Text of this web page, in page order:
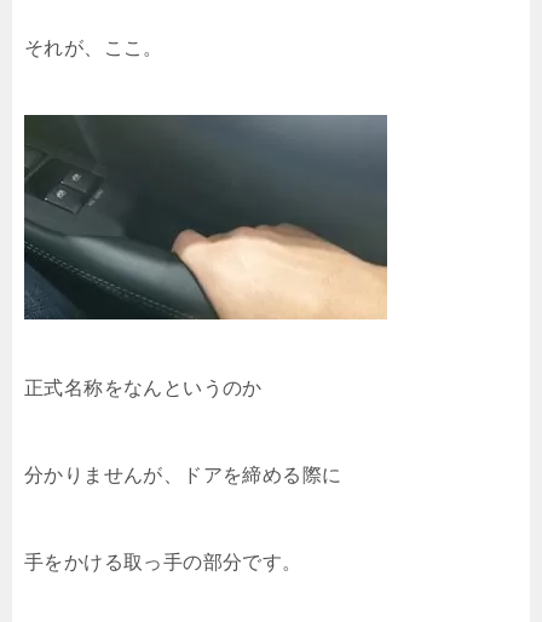
それが、ここ。
正式名称をなんというのか
分かりませんが、ドアを締める際に
手をかける取っ手の部分です。